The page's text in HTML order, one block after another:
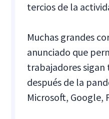
tercios de la
Muchas grandes
anunciado que
trabajadores sigan
después de la
Microsoft, Google,